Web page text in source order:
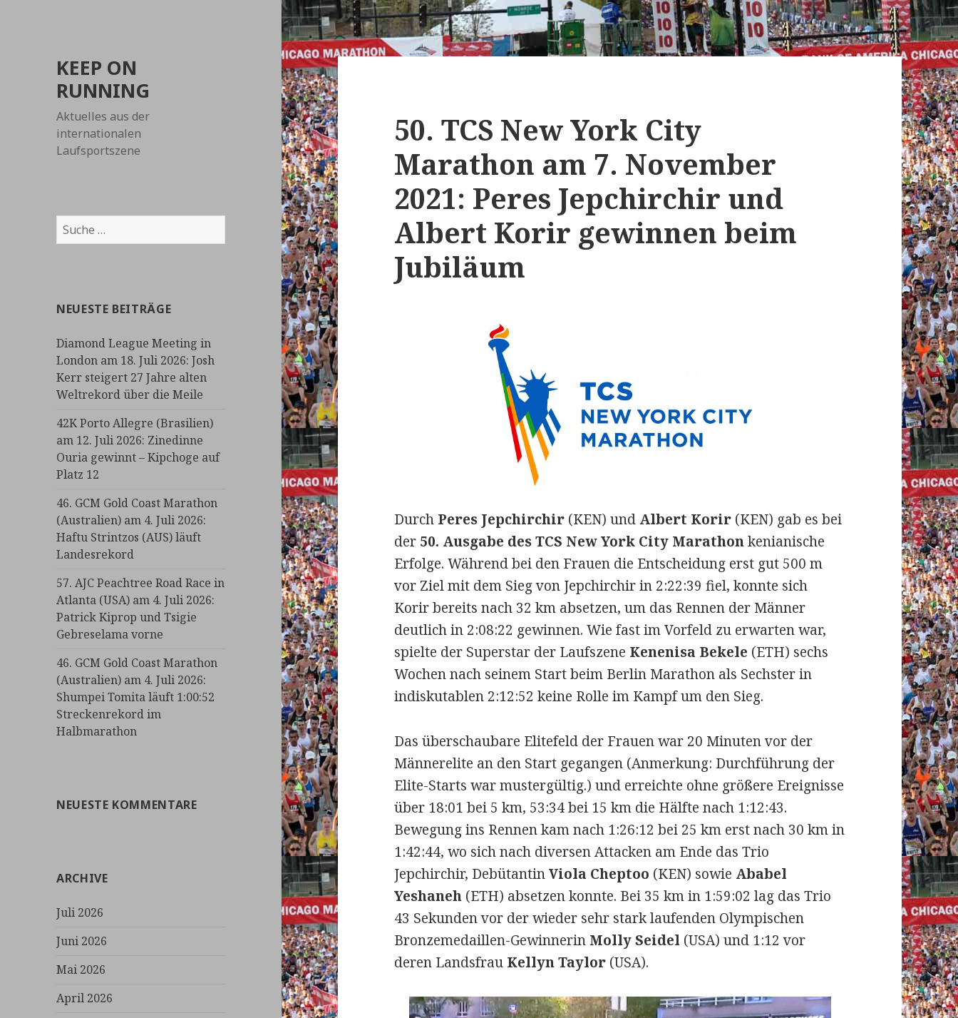
KEEP ON
RUNNING
Aktuelles aus der
internationalen
Laufsportszene
Suche
nach:
NEUESTE BEITRÄGE
Diamond League Meeting in
London am 18. Juli 2026: Josh
Kerr steigert 27 Jahre alten
Weltrekord über die Meile
42K Porto Allegre (Brasilien)
am 12. Juli 2026: Zinedinne
Ouria gewinnt – Kipchoge auf
Platz 12
46. GCM Gold Coast Marathon
(Australien) am 4. Juli 2026:
Haftu Strintzos (AUS) läuft
Landesrekord
57. AJC Peachtree Road Race in
Atlanta (USA) am 4. Juli 2026:
Patrick Kiprop und Tsigie
Gebreselama vorne
46. GCM Gold Coast Marathon
(Australien) am 4. Juli 2026:
Shumpei Tomita läuft 1:00:52
Streckenrekord im
Halbmarathon
NEUESTE KOMMENTARE
ARCHIVE
Juli 2026
Juni 2026
Mai 2026
April 2026
50. TCS New York City
Marathon am 7. November
2021: Peres Jepchirchir und
Albert Korir gewinnen beim
Jubiläum
Durch Peres Jepchirchir (KEN) und Albert Korir (KEN) gab es bei
der 50. Ausgabe des TCS New York City Marathonkenianische
Erfolge. Während bei den Frauen die Entscheidung erst gut 500 m
vor Ziel mit dem Sieg von Jepchirchir in 2:22:39 fiel, konnte sich
Korir bereits nach 32 km absetzen, um das Rennen der Männer
deutlich in 2:08:22 gewinnen.Wie fast im Vorfeld zu erwarten war,
spielte der Superstar der Laufszene Kenenisa Bekele (ETH) sechs
Wochen nach seinem Start beim Berlin Marathon als Sechster in
indiskutablen 2:12:52 keine Rolle im Kampf um den Sieg.
Das überschaubare Elitefeld der Frauen war 20 Minuten vor der
Männerelite an den Start gegangen (Anmerkung: Durchführung der
Elite-Starts war mustergültig.) und erreichte ohne größere Ereignisse
über 18:01 bei 5 km, 53:34 bei 15 km die Hälfte nach 1:12:43.
Bewegung ins Rennen kam nach 1:26:12 bei 25 km erst nach 30 km in
1:42:44, wo sich nach diversen Attacken am Ende das Trio
Jepchirchir, DebütantinViola Cheptoo (KEN) sowie Ababel
Yeshaneh (ETH) absetzen konnte. Bei 35 km in 1:59:02 lag das Trio
43 Sekunden vor der wieder sehr stark laufenden Olympischen
Bronzemedaillen-Gewinnerin Molly Seidel (USA) und 1:12 vor
deren Landsfrau Kellyn Taylor (USA).